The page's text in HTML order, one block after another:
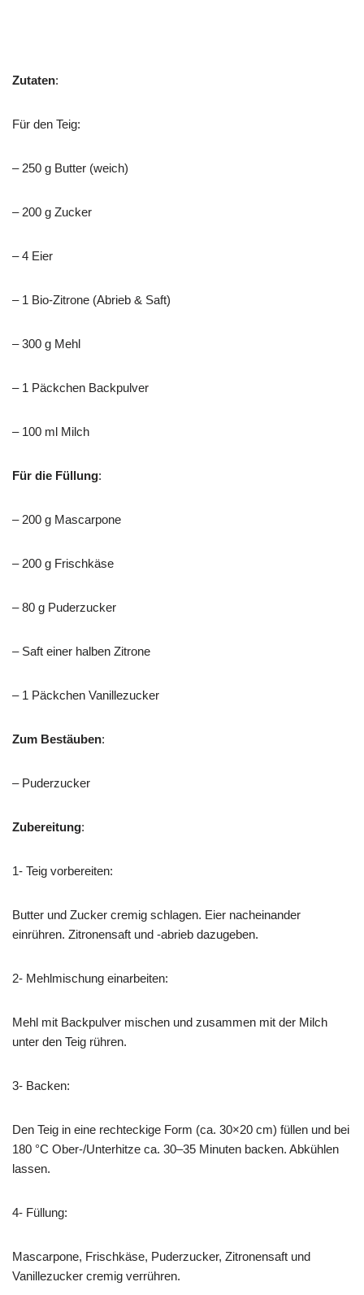
Zutaten:
Für den Teig:
– 250 g Butter (weich)
– 200 g Zucker
– 4 Eier
– 1 Bio-Zitrone (Abrieb & Saft)
– 300 g Mehl
– 1 Päckchen Backpulver
– 100 ml Milch
Für die Füllung:
– 200 g Mascarpone
– 200 g Frischkäse
– 80 g Puderzucker
– Saft einer halben Zitrone
– 1 Päckchen Vanillezucker
Zum Bestäuben:
– Puderzucker
Zubereitung:
1- Teig vorbereiten:
Butter und Zucker cremig schlagen. Eier nacheinander
einrühren. Zitronensaft und -abrieb dazugeben.
2- Mehlmischung einarbeiten:
Mehl mit Backpulver mischen und zusammen mit der Milch
unter den Teig rühren.
3- Backen:
Den Teig in eine rechteckige Form (ca. 30×20 cm) füllen und bei
180 °C Ober-/Unterhitze ca. 30–35 Minuten backen. Abkühlen
lassen.
4- Füllung:
Mascarpone, Frischkäse, Puderzucker, Zitronensaft und
Vanillezucker cremig verrühren.